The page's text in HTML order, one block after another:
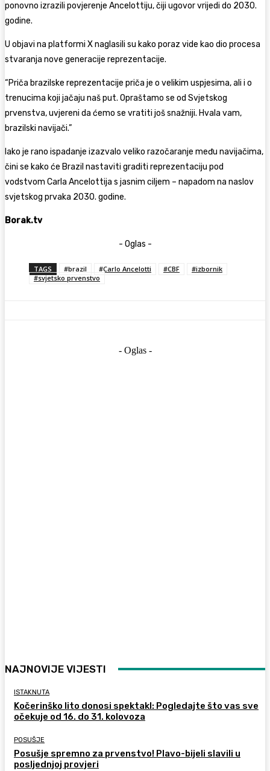
ponovno izrazili povjerenje Ancelottiju, čiji ugovor vrijedi do 2030.
godine.
U objavi na platformi X naglasili su kako poraz vide kao dio procesa
stvaranja nove generacije reprezentacije.
“Priča brazilske reprezentacije priča je o velikim uspjesima, ali i o
trenucima koji jačaju naš put. Opraštamo se od Svjetskog
prvenstva, uvjereni da ćemo se vratiti još snažniji. Hvala vam,
brazilski navijači.”
Iako je rano ispadanje izazvalo veliko razočaranje među navijačima,
čini se kako će Brazil nastaviti graditi reprezentaciju pod
vodstvom Carla Ancelottija s jasnim ciljem – napadom na naslov
svjetskog prvaka 2030. godine.
Borak.tv
- Oglas -
TAGS #brazil #Carlo Ancelotti #CBF
#izbornik
#svjetsko prvenstvo
- Oglas -
NAJNOVIJE VIJESTI
ISTAKNUTA
Kočerinško lito donosi spektakl: Pogledajte što vas sve
očekuje od 16. do 31. kolovoza
POSUŠJE
Posušje spremno za prvenstvo! Plavo-bijeli slavili u
posljednjoj provjeri